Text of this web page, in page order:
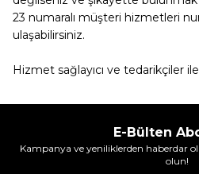
23 numaralı müşteri hizmetleri
ulaşabilirsiniz.
Hizmet sağlayıcı ve tedarikçiler
E-Bülten
Kampanya ve yeniliklerden haberdar
olun!